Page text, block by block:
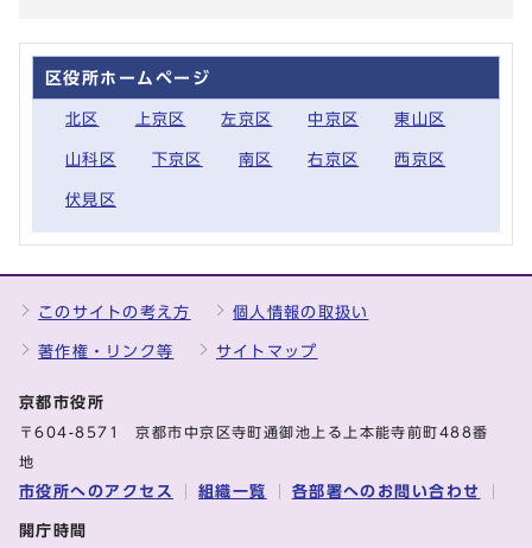
区役所ホームページ
北区 上京区 左京区 中京区 東山区
山科区 下京区 南区 右京区 西京区
伏見区
このサイトの考え方 個人情報の取扱い
著作権・リンク等 サイトマップ
京都市役所
〒604-8571 京都市中京区寺町通御池上る上本能寺前町488番
地
市役所へのアクセス 組織一覧 各部署へのお問い合わせ
開庁時間